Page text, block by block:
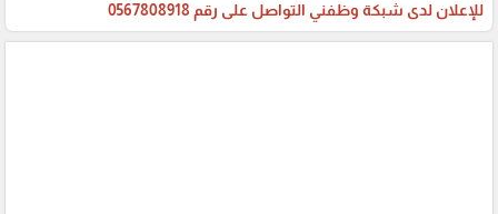
للإعلان لدى شبكة وظفني التواصل على رقم 0567808918